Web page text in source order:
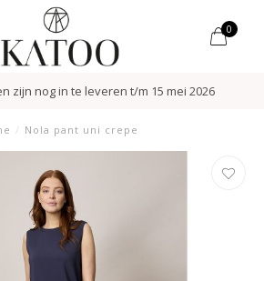
0
zijn nog in te leveren t/m 15 mei 2026
/ Nola pant uni crepe